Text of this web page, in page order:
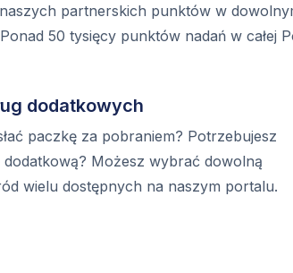
partnerskich punktów w
50 tysięcy punktów nadań w całej
dodatkowych
paczkę za pobraniem? Potrzebujesz
dodatkową? Możesz wybrać dowolną
wielu dostępnych na naszym portalu.